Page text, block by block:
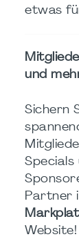
etwas
und
Sichern
Specials
Partner
Website!